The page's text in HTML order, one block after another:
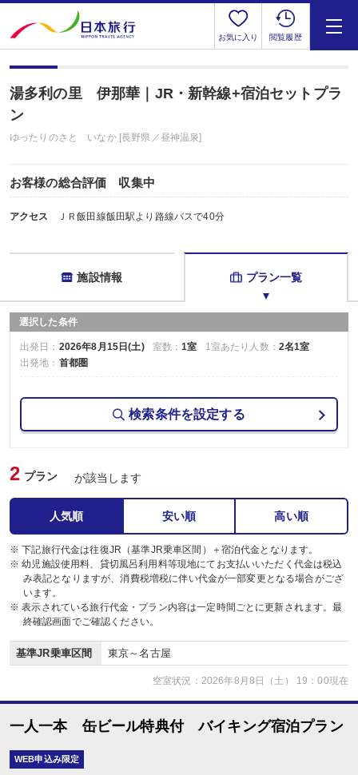
お気に入り 閲覧履歴
湯多利の里 伊那華｜JR・新幹線+宿泊セットプラ
ン
ゆったりのさと いなか [長野県／昼神温泉]
お客様の総合評価 収集中
アクセス ＪＲ飯田線飯田駅より路線バスで40分
施設情報 プラン一覧
選択した条件
出発日： 2026年8月15日(土) 室数：1室 1室あたり人数： 2名1室
出発地： 首都圏
検索条件を設定する
2 プラン が該当します
人気順 安い順 高い順
※ 下記旅行代金は往復JR（基準JR乗車区間）＋宿泊代金となります。
※ 幼児施設使用料、貸切風呂利用料等現地にてお支払いいただく代金は税込
み表記となりますが、消費税増税に伴い代金が一部変更となる場合がござ
います。
※ 表示されている旅行代金・プラン内容は一定時間ごとに更新されます。最
終確認画面でご確認ください。
基準JR乗車区間 東京～名古屋
空室状況：2026年8月8日（土） 19：00現在
一人一本 缶ビール特典付 バイキング宿泊プラン
WEB申込み限定